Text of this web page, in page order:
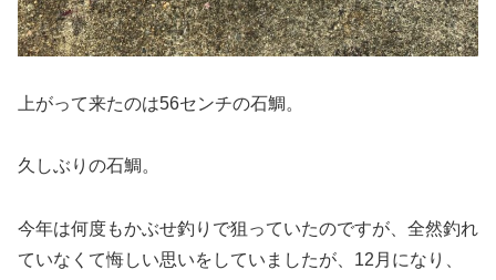
上がって来たのは56センチの石鯛。
久しぶりの石鯛。
今年は何度もかぶせ釣りで狙っていたのですが、全然釣れ
ていなくて悔しい思いをしていましたが、12月になり、